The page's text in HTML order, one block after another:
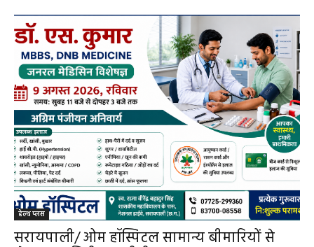
सरायपाली/ ओम हॉस्पिटल में 4 अगस्त को बाल रोग
विशेषज्ञ की ओपीडी, आयुष्मान से भी मिलेगा इलाज
सरायपाली हेमंत वैष्णव 9131614309 - August 2, 2026
सरायपाली/ बिना दर्द और बिना ऑपरेशन होगी
लिवर की जांच, चिवराकुटा में फाइब्रो स्कैन कैंप
चिवराकुटा में 2 अगस्त को लगेगा अत्याधुनिक
फाइब्रो स्कैन...
हेल्थ प्लस हेमंत वैष्णव 9131614309 August 1, 2026
0
सरायपाली/ 200 गांवों की महिलाओं के लिए राहत,
सरायपाली अस्पताल में मिल रही विशेषज्ञ स्वास्थ्य
सेवाएं